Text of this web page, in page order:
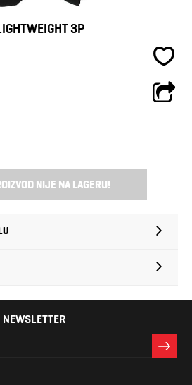
3P
NIJE NA LAGERU!
NEWSLETTER